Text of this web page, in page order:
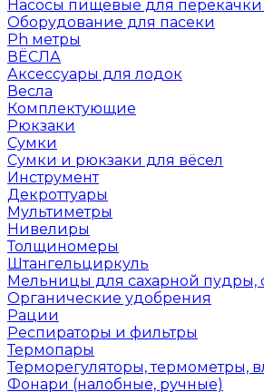
Насосы пищевые для
Оборудование для пасеки
Ph метры
ВЁСЛА
Аксессуары для лодок
Весла
Комплектующие
Рюкзаки
Сумки
Сумки и рюкзаки для вёсел
Инструмент
Декроттуары
Мультиметры
Нивелиры
Толщиномеры
Штангельциркуль
Мельницы для сахарной пудры,
Органические удобрения
Рации
Респираторы и фильтры
Термопары
Терморегуляторы, термометры,
Фонари (налобные, ручные)